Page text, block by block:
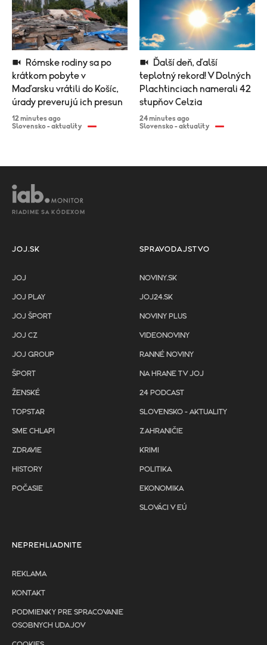
krátkom pobyte v
Maďarsku vrátili do Košíc,
úrady preverujú ich presun
12 minutes ago
Slovensko - aktuality
teplotný rekord! V Dolných
Plachtinciach namerali 42
stupňov Celzia
24 minutes ago
Slovensko - aktuality
RIADIME SA KÓDEXOM
JOJ.SK
JOJ
JOJ PLAY
JOJ ŠPORT
JOJ CZ
JOJ GROUP
ŠPORT
ŽENSKÉ
TOPSTAR
SME CHLAPI
ZDRAVIE
HISTORY
POČASIE
SPRAVODAJSTVO
NOVINY.SK
JOJ24.SK
NOVINY PLUS
VIDEONOVINY
RANNÉ NOVINY
NA HRANE TV JOJ
24 PODCAST
SLOVENSKO - AKTUALITY
ZAHRANIČIE
KRIMI
POLITIKA
EKONOMIKA
SLOVÁCI V EÚ
NEPREHLIADNITE
REKLAMA
KONTAKT
PODMIENKY PRE SPRACOVANIE
OSOBNYCH UDAJOV